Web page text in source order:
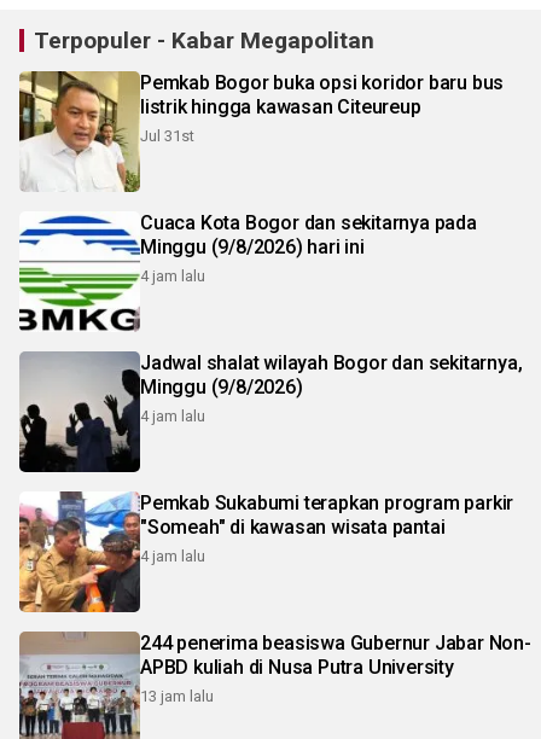
Terpopuler - Kabar Megapolitan
Pemkab Bogor buka opsi koridor baru bus
listrik hingga kawasan Citeureup
Jul 31st
Cuaca Kota Bogor dan sekitarnya pada
Minggu (9/8/2026) hari ini
4 jam lalu
Jadwal shalat wilayah Bogor dan sekitarnya,
Minggu (9/8/2026)
4 jam lalu
Pemkab Sukabumi terapkan program parkir
"Someah" di kawasan wisata pantai
4 jam lalu
244 penerima beasiswa Gubernur Jabar Non-
APBD kuliah di Nusa Putra University
13 jam lalu